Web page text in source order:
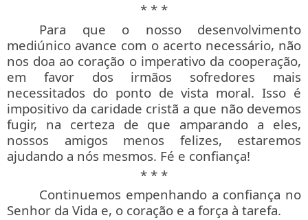
* * *
Para que o nosso desenvolvimento
mediúnico avance com o acerto necessário, não
nos doa ao coração o imperativo da cooperação,
em favor dos irmãos sofredores mais
necessitados do ponto de vista moral. Isso é
impositivo da caridade cristã a que não devemos
fugir, na certeza de que amparando a eles,
nossos amigos menos felizes, estaremos
ajudando a nós mesmos. Fé e confiança!
* * *
Continuemos empenhando a confiança no
Senhor da Vida e, o coração e a força à tarefa.